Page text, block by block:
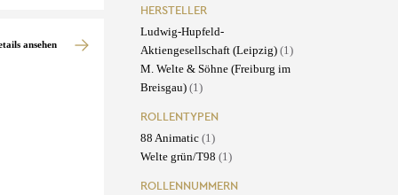
ansehen
HERSTELLER
Ludwig-Hupfeld-
Aktiengesellschaft (Leipzig) (1)
M. Welte & Söhne (Freiburg im
Breisgau) (1)
ROLLENTYPEN
88 Animatic (1)
Welte grün/T98 (1)
ROLLENNUMMERN